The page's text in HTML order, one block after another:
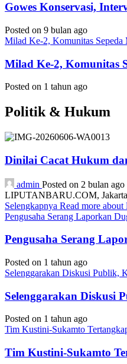
Gowes Konservasi,
Posted on 9 bulan ago
Milad Ke-2, Komunitas
Milad Ke-2, Komunitas
Posted on 1 tahun ago
Politik & Hukum
Dinilai Cacat Hukum
admin Posted on 2 bulan ago
LIPUTANBARU.COM, Jakarta
Selengkapnya Read more
Pengusaha Serang Laporkan
Pengusaha Serang
Posted on 1 tahun ago
Selenggarakan Diskusi Publik,
Selenggarakan Diskusi
Posted on 1 tahun ago
Tim Kustini-Sukamto
Tim Kustini-Sukamto